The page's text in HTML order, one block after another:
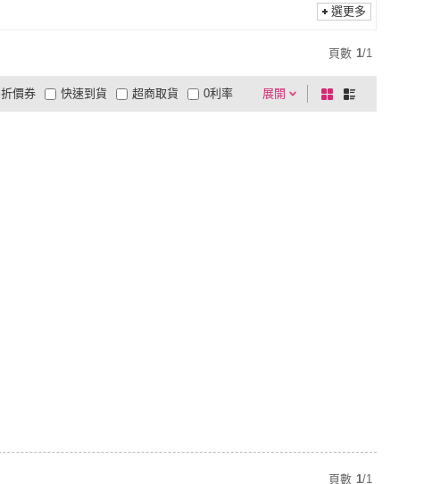
選更多
頁數 1/1
展開
折價券
有影片
商品有量 電視購物
快速到貨 超商取貨 0利率
棋
盤
列
頁數 1/1